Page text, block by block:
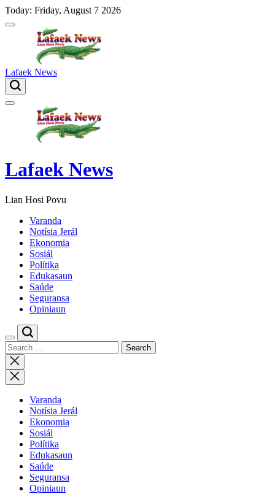
Skip
to
Today: Friday, August 7 2026
Lafaek News
Menu
Lafaek News
Lian Hosi Povu
Varanda
Notísia Jerál
Ekonomia
Sosiál
Polítika
Edukasaun
Saúde
Seguransa
Opiniaun
Switch
color
mode
Search
for:
Close
search
Varanda
Notísia Jerál
Ekonomia
Sosiál
Polítika
Edukasaun
Saúde
Seguransa
Opiniaun